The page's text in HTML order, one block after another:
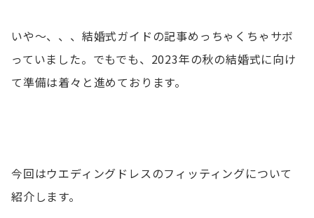
いや〜、、、結婚式ガイドの記事めっちゃくちゃサボ
っていました。でもでも、2023年の秋の結婚式に向け
て準備は着々と進めております。
今回はウエディングドレスのフィッティングについて
紹介します。